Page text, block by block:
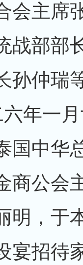
会主席
战部部
孙仲瑞
年一
国中华
商公会
明，于
宴招待